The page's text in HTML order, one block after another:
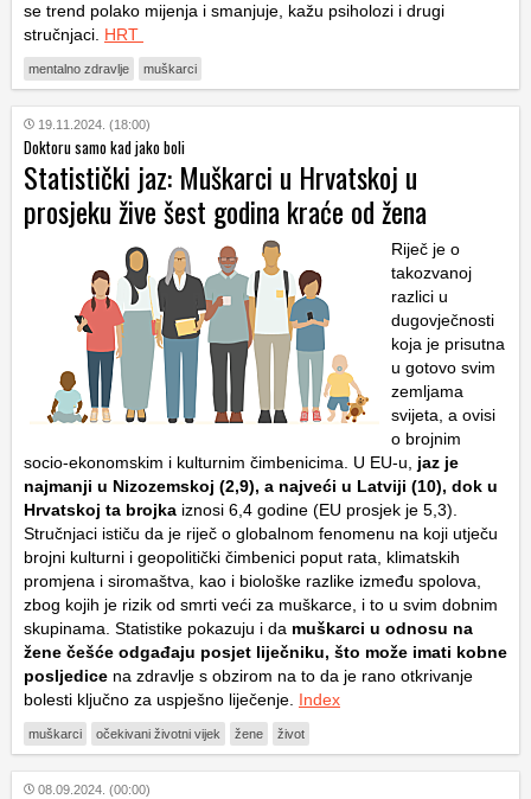
se trend polako mijenja i smanjuje, kažu psiholozi i drugi
stručnjaci. HRT
mentalno zdravlje muškarci
19.11.2024. (18:00)
Doktoru samo kad jako boli
Statistički jaz: Muškarci u Hrvatskoj u
prosjeku žive šest godina kraće od žena
Riječ je o
takozvanoj
razlici u
dugovječnosti
koja je prisutna
u gotovo svim
zemljama
svijeta, a ovisi
o brojnim
socio-ekonomskim i kulturnim čimbenicima. U EU-u, jaz je
najmanji u Nizozemskoj (2,9), a najveći u Latviji (10), dok u
Hrvatskoj ta brojka iznosi 6,4 godine (EU prosjek je 5,3).
Stručnjaci ističu da je riječ o globalnom fenomenu na koji utječu
brojni kulturni i geopolitički čimbenici poput rata, klimatskih
promjena i siromaštva, kao i biološke razlike između spolova,
zbog kojih je rizik od smrti veći za muškarce, i to u svim dobnim
skupinama. Statistike pokazuju i da muškarci u odnosu na
žene češće odgađaju posjet liječniku, što može imati kobne
posljedice na zdravlje s obzirom na to da je rano otkrivanje
bolesti ključno za uspješno liječenje. Index
muškarci očekivani životni vijek žene život
08.09.2024. (00:00)